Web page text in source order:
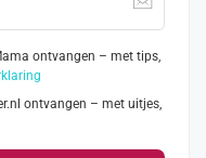
ontvangen – met tips,
ontvangen – met uitjes,